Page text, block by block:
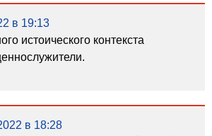
в 19:13
истоического контекста
в 18:28